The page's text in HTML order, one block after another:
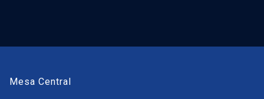
Mesa Central